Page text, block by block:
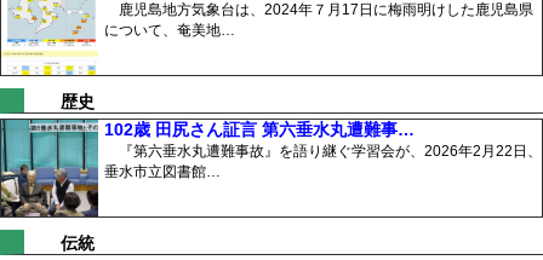
鹿児島地方気象台は、2024年７月17日に梅雨明けした鹿児島県
について、奄美地…
歴史
102歳 田尻さん証言 第六垂水丸遭難事…
『第六垂水丸遭難事故』を語り継ぐ学習会が、2026年2月22日、
垂水市立図書館…
伝統